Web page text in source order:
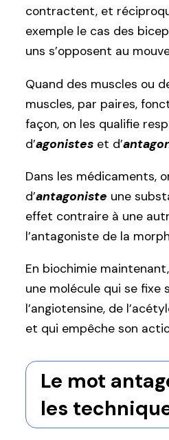
contractent, et
exemple le cas des
uns s’opposent au
Quand des muscles ou
muscles, par paires,
façon, on les qualifie
d’agonistes et d’
Dans les médicaments,
d’antagoniste une
effet contraire à une
l’antagoniste de la
En biochimie
une molécule qui se fixe
l’angiotensine, de
et qui empêche son
Le mot
les